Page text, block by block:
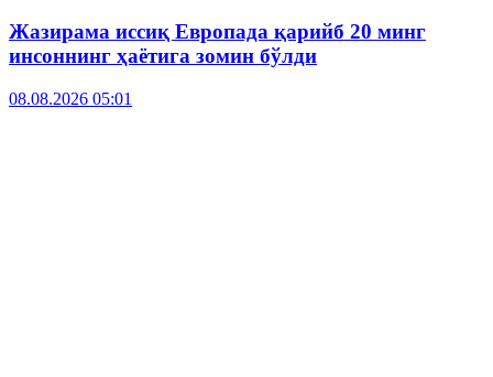
Жазирама иссиқ Европада қарийб 20 минг
инсоннинг ҳаётига зомин бўлди
08.08.2026 05:01